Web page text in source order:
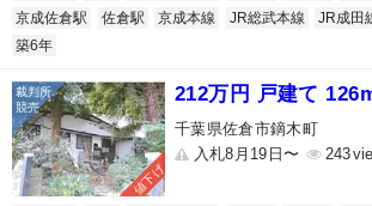
京成佐倉駅
佐倉駅 京成本線 JR総武本線 JR成田
築6年
値下げ
212万円 戸建て
千葉県佐倉市鏑木町
入札8月19日〜
243